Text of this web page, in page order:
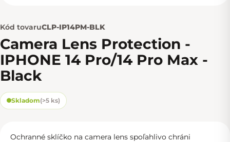
Kód tovaruCLP-IP14PM-BLK
Camera Lens Protection -
IPHONE 14 Pro/14 Pro Max -
Black
Skladom(>5 ks)
Ochranné sklíčko na camera lens spoľahlivo chráni